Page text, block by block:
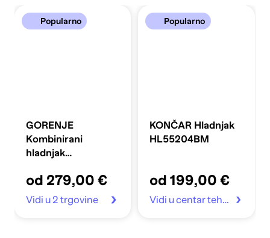
Popularno
GORENJE
Kombinirani
hladnjak
od 279,00 €
Vidi u 2 trgovine
Popularno
KONČAR Hladnjak
HL55204BM
od 199,00 €
Vidi u centar tehnike